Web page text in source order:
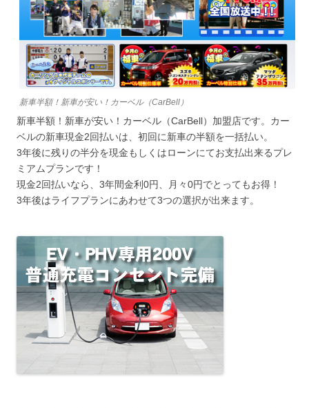
新車半額！新車が安い！カーベル（CarBell）
新車半額！新車が安い！カーベル（CarBell）加盟店です。カー
ベルの新車現金2回払いは、初回に新車の半額を一括払い。
3年後に残りの半分を現金もしくはローンにてお支払出来るプレ
ミアムプランです！
現金2回払いなら、3年間金利0円、月々0円でとってもお得！
3年後はライフプランにあわせて3つの選択が出来ます。